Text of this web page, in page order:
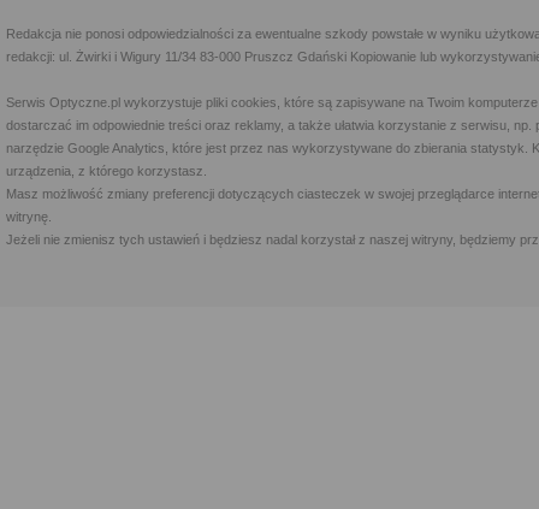
Redakcja nie ponosi odpowiedzialności za ewentualne szkody powstałe w wyniku
redakcji: ul. Żwirki i Wigury 11/34 83-000 Pruszcz Gdański Kopiowanie lub
Serwis Optyczne.pl wykorzystuje pliki cookies, które są zapisywane na Twoim
dostarczać im odpowiednie treści oraz reklamy, a także ułatwia korzystanie z serwisu,
narzędzie Google Analytics, które jest przez nas wykorzystywane do zbierania statystyk.
urządzenia, z którego korzystasz.
Masz możliwość zmiany preferencji dotyczących ciasteczek w swojej przeglądarce
witrynę.
Jeżeli nie zmienisz tych ustawień i będziesz nadal korzystał z naszej witryny, będziemy